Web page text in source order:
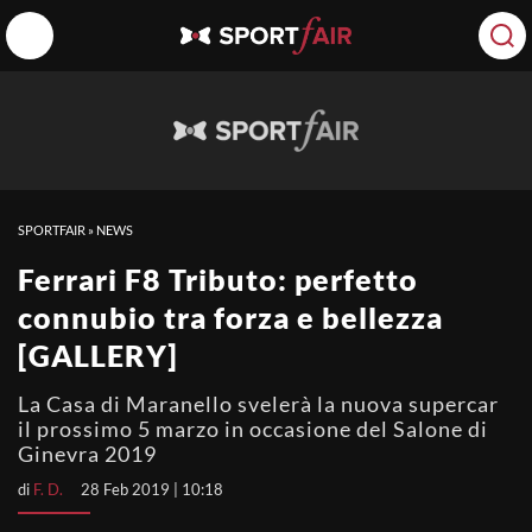
SPORTFAIR » NEWS
Ferrari F8 Tributo: perfetto
connubio tra forza e bellezza
[GALLERY]
La Casa di Maranello svelerà la nuova supercar
il prossimo 5 marzo in occasione del Salone di
Ginevra 2019
di F. D. 28 Feb 2019 | 10:18